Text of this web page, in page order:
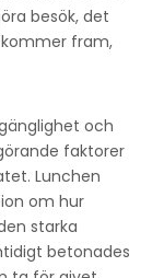
besök, det
fram,
och
faktorer
Lunchen
om hur
starka
betonades